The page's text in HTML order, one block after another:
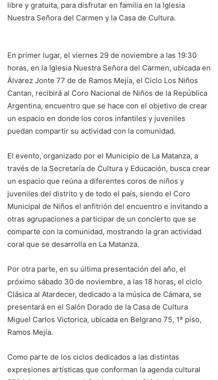
libre y gratuita, para disfrutar en familia en la Iglesia
Nuestra Señora del Carmen y la Casa de Cultura.
En primer lugar, el viernes 29 de noviembre a las 19:30
horas, en la Iglesia Nuestra Señora del Carmen, ubicada en
Álvarez Jonte 77 de de Ramos Mejía, el Ciclo Los Niños
Cantan, recibirá al Coro Nacional de Niños de la República
Argentina, encuentro que se hace con el objetivo de crear
un espacio en donde los coros infantiles y juveniles
puedan compartir su actividad con la comunidad.
El evento, organizado por el Municipio de La Matanza, a
través de la Secretaría de Cultura y Educación, busca crear
un espacio que reúna a diferentes coros de niños y
juveniles del distrito y de todo el país, siendo el Coro
Municipal de Niños el anfitrión del encuentro e invitando a
otras agrupaciones a participar de un concierto que se
comparte con la comunidad, mostrando la gran actividad
coral que se desarrolla en La Matanza.
Por otra parte, en su última presentación del año, el
próximo sábado 30 de noviembre, a las 18 horas, el ciclo
Clásica al Atardecer, dedicado a la música de Cámara, se
presentará en el Salón Dorado de la Casa de Cultura
Miguel Carlos Victorica, ubicada en Belgrano 75, 1º piso,
Ramos Mejía.
Como parte de los ciclos dedicados a las distintas
expresiones artísticas que conforman la agenda cultural